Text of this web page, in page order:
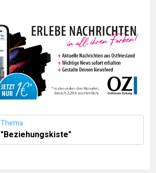
Thema
"Beziehungskiste"